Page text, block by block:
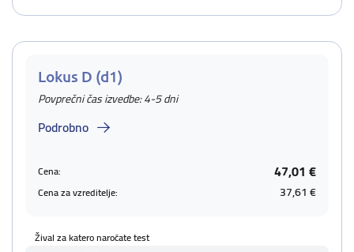
Lokus D (d1)
Povprečni čas izvedbe: 4-5 dni
Podrobno
Cena: 47,01 €
Cena za vzreditelje: 37,61 €
Žival za katero naročate test